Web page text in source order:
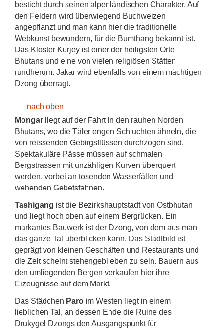
besticht durch seinen alpenländischen Charakter. Auf
den Feldern wird überwiegend Buchweizen
angepflanzt und man kann hier die traditionelle
Webkunst bewundern, für die Bumthang bekannt ist.
Das Kloster Kurjey ist einer der heiligsten Orte
Bhutans und eine von vielen religiösen Stätten
rundherum. Jakar wird ebenfalls von einem mächtigen
Dzong überragt.
nach oben
Mongar liegt auf der Fahrt in den rauhen Norden
Bhutans, wo die Täler engen Schluchten ähneln, die
von reissenden Gebirgsflüssen durchzogen sind.
Spektakuläre Pässe müssen auf schmalen
Bergstrassen mit unzähligen Kurven überquert
werden, vorbei an tosenden Wasserfällen und
wehenden Gebetsfahnen.
Tashigang ist die Bezirkshauptstadt von Ostbhutan
und liegt hoch oben auf einem Bergrücken. Ein
markantes Bauwerk ist der Dzong, von dem aus man
das ganze Tal überblicken kann. Das Stadtbild ist
geprägt von kleinen Geschäften und Restaurants und
die Zeit scheint stehengeblieben zu sein. Bauern aus
den umliegenden Bergen verkaufen hier ihre
Erzeugnisse auf dem Markt.
Das Städchen Paro im Westen liegt in einem
lieblichen Tal, an dessen Ende die Ruine des
Drukygel Dzongs den Ausgangspunkt für